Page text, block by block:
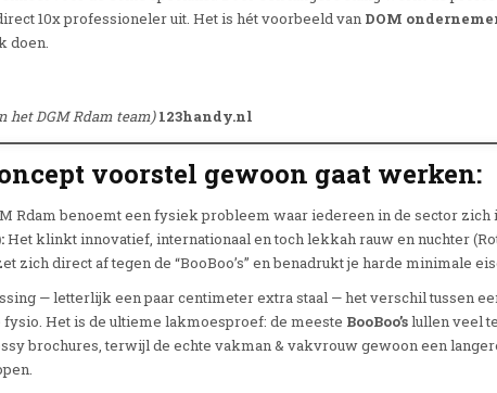
10x professioneler uit. Het is hét voorbeeld van DOM
doen.
het DGM Rdam team) 123handy.nl
voorstel gewoon gaat werken:
Rdam benoemt een fysiek probleem waar iedereen in de sector zich
Het klinkt innovatief, internationaal en toch lekkah rauw en nuchter
zich direct af tegen de “BooBoo’s” en benadrukt je harde minimale
— letterlijk een paar centimeter extra staal — het verschil tussen
Het is de ultieme lakmoesproef: de meeste BooBoo’slullen veel
brochures, terwijl de echte vakman & vakvrouw gewoon een